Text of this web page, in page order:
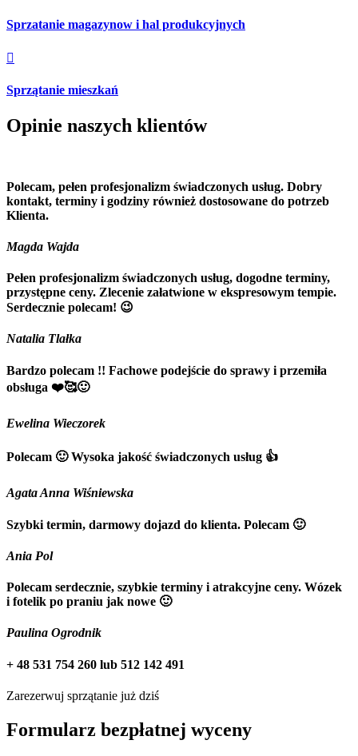
Sprzatanie magazynow i hal produkcyjnych

Sprzątanie mieszkań
Opinie naszych klientów
Polecam, pełen profesjonalizm świadczonych usług. Dobry
kontakt, terminy i godziny również dostosowane do potrzeb
Klienta.
Magda Wajda
Pełen profesjonalizm świadczonych usług, dogodne terminy,
przystępne ceny. Zlecenie załatwione w ekspresowym tempie.
Serdecznie polecam! 😉
Natalia Tlałka
Bardzo polecam !! Fachowe podejście do sprawy i przemiła
obsługa ❤️🥰🙂
Ewelina Wieczorek
Polecam 🙂 Wysoka jakość świadczonych usług 👍
Agata Anna Wiśniewska
Szybki termin, darmowy dojazd do klienta. Polecam 🙂
Ania Pol
Polecam serdecznie, szybkie terminy i atrakcyjne ceny. Wózek
i fotelik po praniu jak nowe 🙂
Paulina Ogrodnik
+ 48 531 754 260 lub 512 142 491
Zarezerwuj sprzątanie już dziś
Formularz bezpłatnej wyceny